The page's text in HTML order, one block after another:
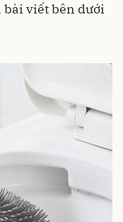
bài viết bên dưới